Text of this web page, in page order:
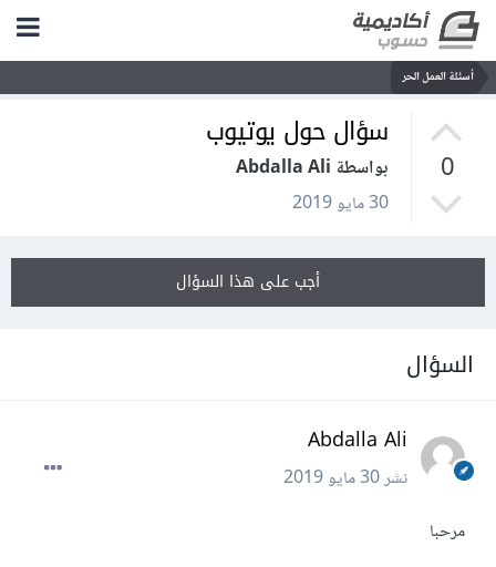
أسئلة العمل الحر
0
سؤال حول يوتيوب
بواسطة Abdalla Ali
30 مايو 2019
أجب على هذا السؤال
السؤال
Abdalla Ali
نشر30 مايو 2019
مرحبا